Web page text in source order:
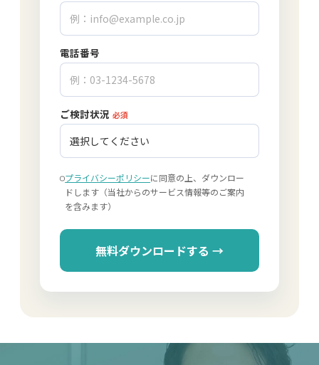
電話番号
ご検討状況 必須
プライバシーポリシーに同意の上、ダウンロー
ドします（当社からのサービス情報等のご案内
を含みます）
無料ダウンロードする →